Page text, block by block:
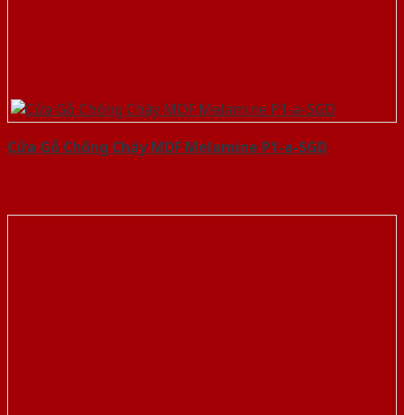
Cửa Gỗ Chống Cháy MDF Melamine P1-a-SGD